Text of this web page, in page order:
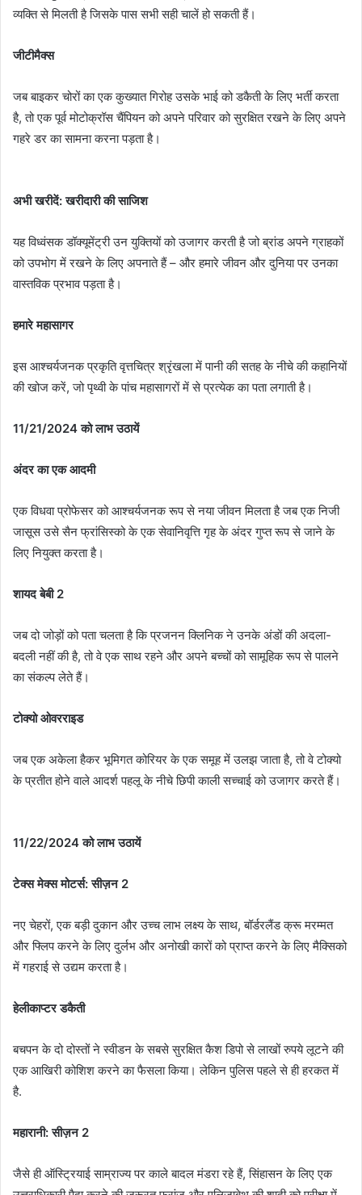
व्यक्ति से मिलती है जिसके पास सभी सही चालें हो सकती हैं।
जीटीमैक्स
जब बाइकर चोरों का एक कुख्यात गिरोह उसके भाई को डकैती के लिए भर्ती करता
है, तो एक पूर्व मोटोक्रॉस चैंपियन को अपने परिवार को सुरक्षित रखने के लिए अपने
गहरे डर का सामना करना पड़ता है।
अभी खरीदें: खरीदारी की साजिश
यह विध्वंसक डॉक्यूमेंट्री उन युक्तियों को उजागर करती है जो ब्रांड अपने ग्राहकों
को उपभोग में रखने के लिए अपनाते हैं – और हमारे जीवन और दुनिया पर उनका
वास्तविक प्रभाव पड़ता है।
हमारे महासागर
इस आश्चर्यजनक प्रकृति वृत्तचित्र श्रृंखला में पानी की सतह के नीचे की कहानियों
की खोज करें, जो पृथ्वी के पांच महासागरों में से प्रत्येक का पता लगाती है।
11/21/2024 को लाभ उठायें
अंदर का एक आदमी
एक विधवा प्रोफेसर को आश्चर्यजनक रूप से नया जीवन मिलता है जब एक निजी
जासूस उसे सैन फ्रांसिस्को के एक सेवानिवृत्ति गृह के अंदर गुप्त रूप से जाने के
लिए नियुक्त करता है।
शायद बेबी 2
जब दो जोड़ों को पता चलता है कि प्रजनन क्लिनिक ने उनके अंडों की अदला-
बदली नहीं की है, तो वे एक साथ रहने और अपने बच्चों को सामूहिक रूप से पालने
का संकल्प लेते हैं।
टोक्यो ओवरराइड
जब एक अकेला हैकर भूमिगत कोरियर के एक समूह में उलझ जाता है, तो वे टोक्यो
के प्रतीत होने वाले आदर्श पहलू के नीचे छिपी काली सच्चाई को उजागर करते हैं।
11/22/2024 को लाभ उठायें
टेक्स मेक्स मोटर्स: सीज़न 2
नए चेहरों, एक बड़ी दुकान और उच्च लाभ लक्ष्य के साथ, बॉर्डरलैंड क्रू मरम्मत
और फ्लिप करने के लिए दुर्लभ और अनोखी कारों को प्राप्त करने के लिए मैक्सिको
में गहराई से उद्यम करता है।
हेलीकाप्टर डकैती
बचपन के दो दोस्तों ने स्वीडन के सबसे सुरक्षित कैश डिपो से लाखों रुपये लूटने की
एक आखिरी कोशिश करने का फैसला किया। लेकिन पुलिस पहले से ही हरकत में
है.
महारानी: सीज़न 2
जैसे ही ऑस्ट्रियाई साम्राज्य पर काले बादल मंडरा रहे हैं, सिंहासन के लिए एक